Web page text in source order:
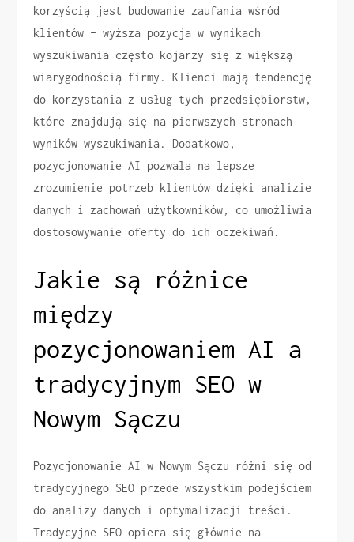
korzyścią jest budowanie zaufania wśród
klientów – wyższa pozycja w wynikach
wyszukiwania często kojarzy się z większą
wiarygodnością firmy. Klienci mają tendencję
do korzystania z usług tych przedsiębiorstw,
które znajdują się na pierwszych stronach
wyników wyszukiwania. Dodatkowo,
pozycjonowanie AI pozwala na lepsze
zrozumienie potrzeb klientów dzięki analizie
danych i zachowań użytkowników, co umożliwia
dostosowywanie oferty do ich oczekiwań.
Jakie są różnice
między
pozycjonowaniem AI a
tradycyjnym SEO w
Nowym Sączu
Pozycjonowanie AI w Nowym Sączu różni się od
tradycyjnego SEO przede wszystkim podejściem
do analizy danych i optymalizacji treści.
Tradycyjne SEO opiera się głównie na